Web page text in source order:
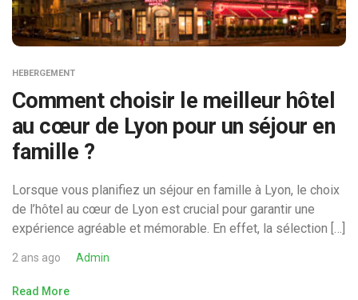
HEBERGEMENT
Comment choisir le meilleur hôtel
au cœur de Lyon pour un séjour en
famille ?
Lorsque vous planifiez un séjour en famille à Lyon, le choix
de l’hôtel au cœur de Lyon est crucial pour garantir une
expérience agréable et mémorable. En effet, la sélection […]
2 ans ago Admin
Read More